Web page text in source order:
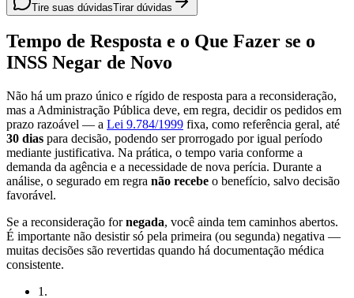
Tire suas dúvidasTirar dúvidas
Tempo de Resposta e o Que Fazer se o
INSS Negar de Novo
Não há um prazo único e rígido de resposta para a reconsideração,
mas a Administração Pública deve, em regra, decidir os pedidos em
prazo razoável — a Lei 9.784/1999 fixa, como referência geral, até
30 dias para decisão, podendo ser prorrogado por igual período
mediante justificativa. Na prática, o tempo varia conforme a
demanda da agência e a necessidade de nova perícia. Durante a
análise, o segurado em regra não recebe o benefício, salvo decisão
favorável.
Se a reconsideração fornegada, você ainda tem caminhos abertos.
É importante não desistir só pela primeira (ou segunda) negativa —
muitas decisões são revertidas quando há documentação médica
consistente.
1 .